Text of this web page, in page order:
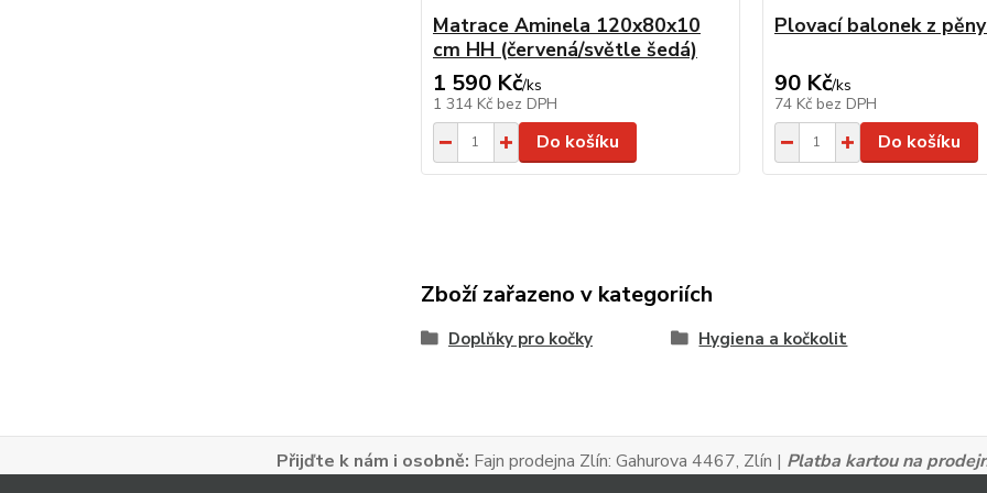
Matrace Aminela 120x80x10
cm HH (červená/světle šedá)
1 590 Kč/ks
1 314 Kč bez DPH
Do košíku
Plovací balonek z
90 Kč/ks
74 Kč bez DPH
Do košíku
Zboží zařazeno v kategoriích
Doplňky pro kočky Hygiena a kočkolit
Přijďte k nám i osobně: Fajn prodejna Zlín: Gahurova 4467, Zlín | Platba kartou na